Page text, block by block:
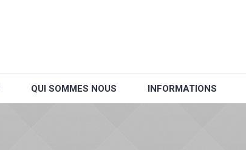
QUI SOMMES NOUS INFORMATIONS